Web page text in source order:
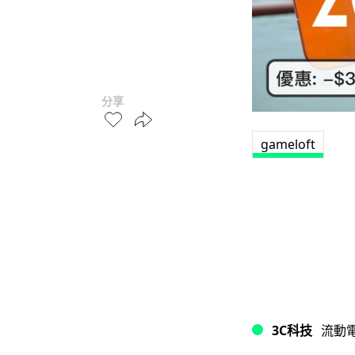
分享
gameloft
3C科技 流動